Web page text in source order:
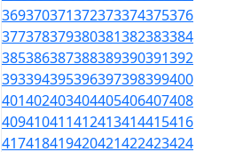
369370371372373374375376
377378379380381382383384
385386387388389390391392
393394395396397398399400
401402403404405406407408
409410411412413414415416
417418419420421422423424